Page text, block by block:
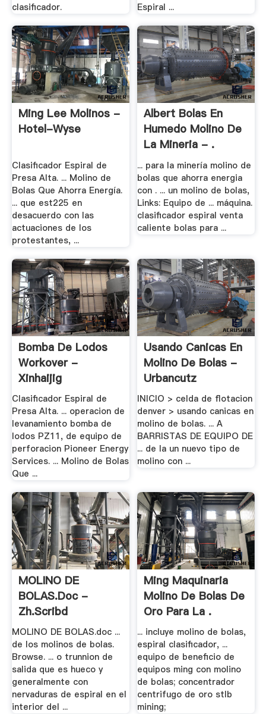
clasificador.
Espiral ...
Ming Lee Molinos -
Hotel-Wyse
Clasificador Espiral de
Presa Alta. ... Molino de
Bolas Que Ahorra Energía.
... que est225 en
desacuerdo con las
actuaciones de los
protestantes, ...
Albert Bolas En
Humedo Molino De
La Mineria - .
... para la minería molino de
bolas que ahorra energia
con . ... un molino de bolas,
Links: Equipo de ... máquina.
clasificador espiral venta
caliente bolas para ...
Bomba De Lodos
Workover -
Xinhaijig
Clasificador Espiral de
Presa Alta. ... operacion de
levanamiento bomba de
lodos PZ11, de equipo de
perforacion Pioneer Energy
Services. ... Molino de Bolas
Que ...
Usando Canicas En
Molino De Bolas -
Urbancutz
INICIO > celda de flotacion
denver > usando canicas en
molino de bolas. ... A
BARRISTAS DE EQUIPO DE
... de la un nuevo tipo de
molino con ...
MOLINO DE
BOLAS.doc -
Zh.scribd
MOLINO DE BOLAS.doc ...
de los molinos de bolas.
Browse. ... o trunnion de
salida que es hueco y
generalmente con
nervaduras de espiral en el
interior del ...
Ming Maquinaria
Molino De Bolas De
Oro Para La .
... incluye molino de bolas,
espiral clasificador, ...
equipo de beneficio de
equipos ming con molino
de bolas; concentrador
centrifugo de oro stlb
mining;